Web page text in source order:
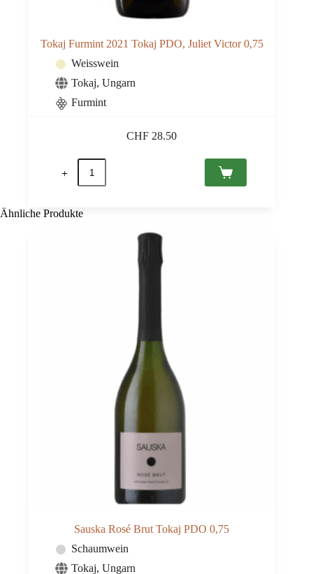
Tokaj Furmint 2021 Tokaj PDO, Juliet Victor 0,75
Weisswein
Tokaj, Ungarn
Furmint
CHF 28.50
Tokaj
Furmint
2021
PDO,
Ähnliche Produkte
Sauska Rosé Brut Tokaj PDO 0,75
Schaumwein
Tokaj, Ungarn